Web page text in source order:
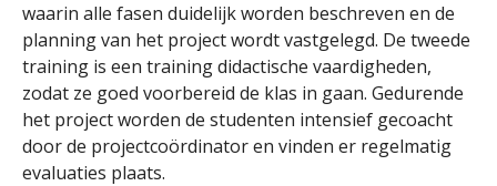
waarin alle fasen duidelijk worden beschreven en de
planning van het project wordt vastgelegd. De tweede
training is een training didactische vaardigheden,
zodat ze goed voorbereid de klas in gaan. Gedurende
het project worden de studenten intensief gecoacht
door de projectcoördinator en vinden er regelmatig
evaluaties plaats.